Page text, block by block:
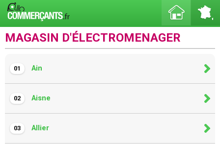
MAGASIN D'ÉLECTROMENAGER
01 Ain
02 Aisne
03 Allier